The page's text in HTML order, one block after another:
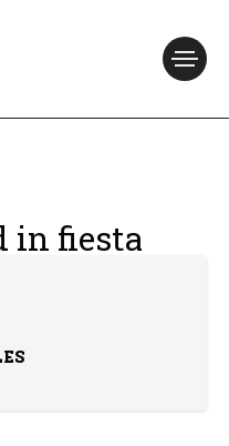
in fiesta